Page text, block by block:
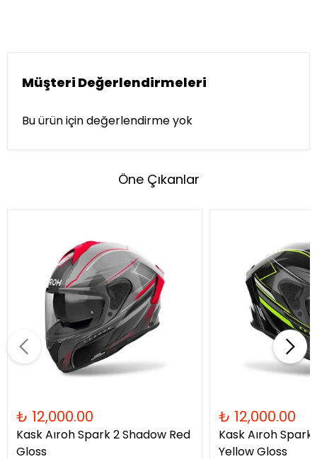
Müşteri Değerlendirmeleri
Bu ürün için değerlendirme yok
Öne Çıkanlar
₺ 12,000.00
Kask Aıroh Spark 2 Shadow Red
Gloss
₺ 12,000.00
Kask Aıroh
Yellow Gloss